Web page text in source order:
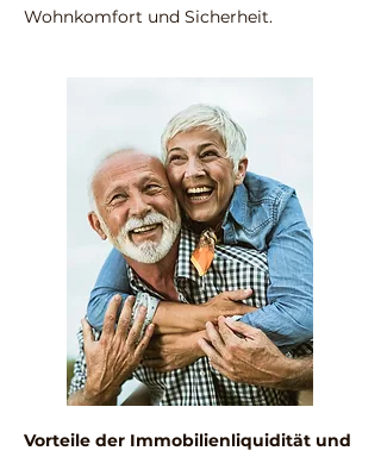
Wohnkomfort und Sicherheit.
Vorteile der Immobilienliquidität und